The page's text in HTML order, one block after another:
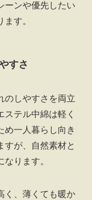
ーンや優先したい
す。
すさ
のしやすさを両立
ステル中綿は軽く
め一人暮らし向き
すが、自然素材と
ります。
く、薄くても暖か